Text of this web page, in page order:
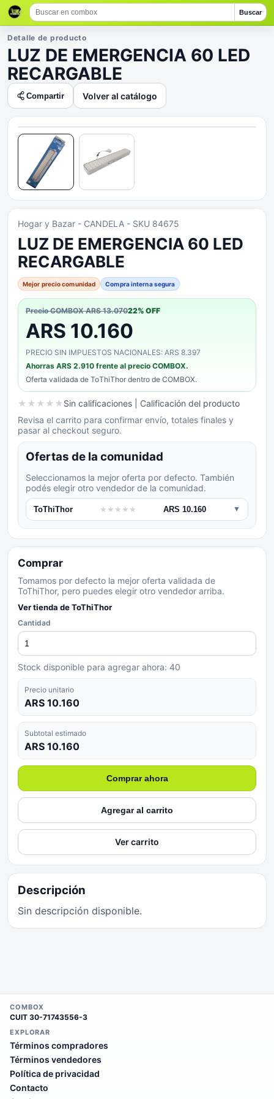
Buscar
Detalle de producto
LUZ DE EMERGENCIA 60 LED
RECARGABLE
Compartir Volver al catálogo
Hogar y Bazar - CANDELA - SKU 84675
LUZ DE EMERGENCIA 60 LED
RECARGABLE
Mejor precio comunidad Compra interna segura
Precio COMBOXARS 13.07022% OFF
ARS 10.160
PRECIO SIN IMPUESTOS NACIONALES: ARS 8.397
Ahorras ARS 2.910 frente al precio COMBOX.
Oferta validada de ToThiThor dentro de COMBOX.
★ ★ ★ ★ ★Sin calificaciones | Calificación del producto
Revisa el carrito para confirmar envío, totales finales y
pasar al checkout seguro.
Ofertas de la comunidad
Seleccionamos la mejor oferta por defecto. También
podés elegir otro vendedor de la comunidad.
ToThiThor ★ ★ ★ ★ ★ ARS 10.160 ▼
Comprar
Tomamos por defecto la mejor oferta validada de
ToThiThor, pero puedes elegir otro vendedor arriba.
Ver tienda deToThiThor
Cantidad
Stock disponible para agregar ahora: 40
Precio unitario
ARS 10.160
Subtotal estimado
ARS 10.160
Comprar ahora
Agregar al carrito
Ver carrito
Descripción
Sin descripción disponible.
COMBOX
CUIT 30-71743556-3
EXPLORAR
Términos compradores
Términos vendedores
Política de privacidad
Contacto